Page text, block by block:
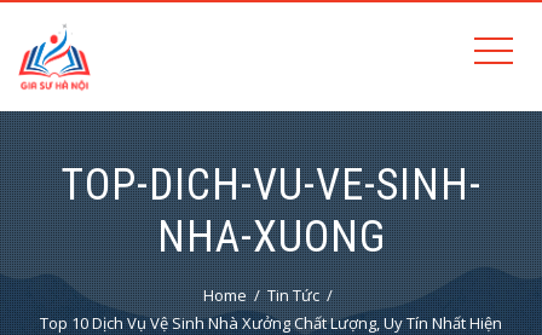
TOP-DICH-VU-VE-SINH-
NHA-XUONG
Home
Tin Tức
Top 10 Dịch Vụ Vệ Sinh Nhà Xưởng Chất Lượng, Uy Tín Nhất Hiện